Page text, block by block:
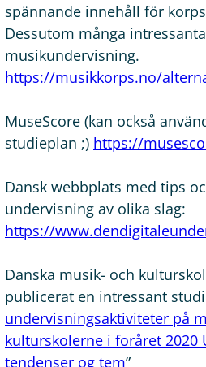
spännande innehåll för
Dessutom många
musikundervisning.
https://musikkorps.no/
MuseScore (kan också
studieplan ;) https://
Dansk webbplats med tips
undervisning av olika slag:
https://
Danska musik- och
publicerat en intressant
undervisningsaktiviteter på
kulturskolerne i foråret 2020
tendenser og tem”